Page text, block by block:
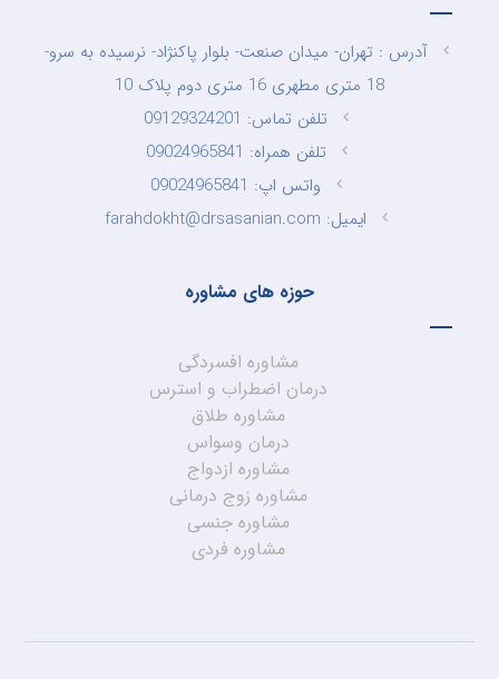
آدرس : تهران- میدان صنعت- بلوار پاکنژاد- نرسیده به سرو-
18 متری مطهری 16 متری دوم پلاک 10
تلفن تماس: 09129324201
تلفن همراه: 09024965841
واتس اپ: 09024965841
ایمیل: farahdokht@drsasanian.com
حوزه های مشاوره
مشاوره افسردگی
درمان اضطراب و استرس
مشاوره طلاق
درمان وسواس
مشاوره ازدواج
مشاوره زوج درمانی
مشاوره جنسی
مشاوره فردی